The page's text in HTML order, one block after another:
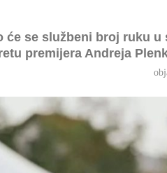
će se službeni broj ruku
premijera Andreja